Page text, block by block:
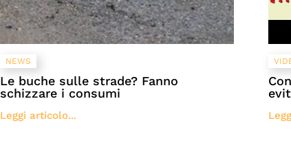
NEWS
Le buche sulle strade? Fanno
schizzare i consumi
Leggi articolo...